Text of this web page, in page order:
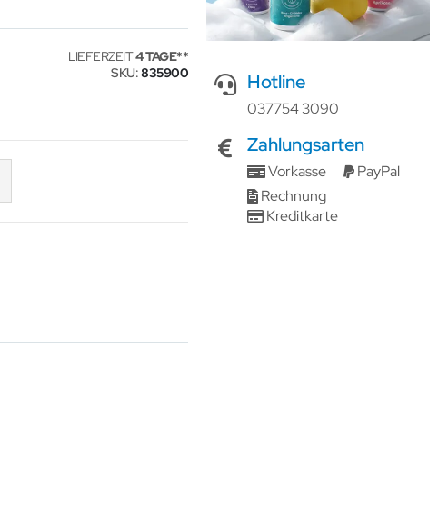
LIEFERZEIT4 TAGE
SKU 835900 Hotline
037754 3090
Zahlungsarten
Vorkasse
PayPal
Rechnung
Kreditkarte